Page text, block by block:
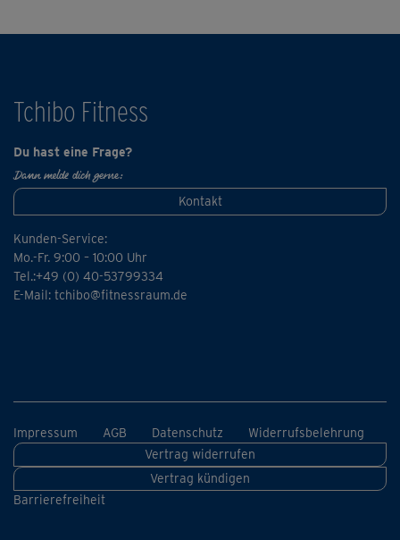
Tchibo Fitness
Du hast eine Frage?
Dann melde dich gerne:
Kontakt
Kunden-Service:
Mo.-Fr. 9:00 – 10:00 Uhr
Tel.:+49 (0) 40-53799334
E-Mail: tchibo@fitnessraum.de
Impressum AGB Datenschutz
Widerrufsbelehrung
Vertrag widerrufen
Vertrag kündigen
Barrierefreiheit